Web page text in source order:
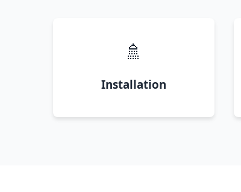
🚿
Installation